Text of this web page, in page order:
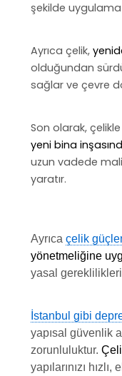
şekilde uygulama
Ayrıca çelik,
olduğundan
sağlar ve çevre
Son olarak,
yeni bina
uzun vadede
yaratır.
Ayrıca çelik
yönetmeliğine
yasal gereklilikleri
İstanbul gibi
yapısal güvenlik
zorunluluktur.
yapılarınızı